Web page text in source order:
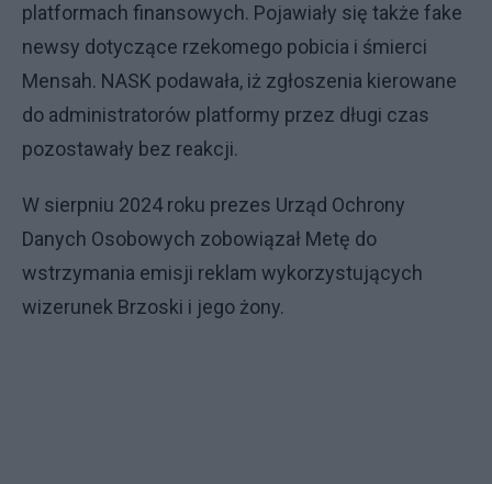
platformach finansowych. Pojawiały się także fake
newsy dotyczące rzekomego pobicia i śmierci
Mensah. NASK podawała, iż zgłoszenia kierowane
do administratorów platformy przez długi czas
pozostawały bez reakcji.
W sierpniu 2024 roku prezes Urząd Ochrony
Danych Osobowych zobowiązał Metę do
wstrzymania emisji reklam wykorzystujących
wizerunek Brzoski i jego żony.